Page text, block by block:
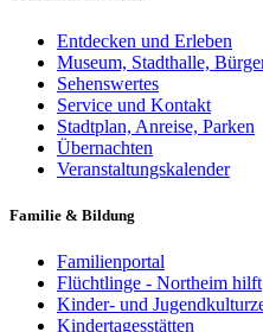
Entdecken und Erleben
Museum, Stadthalle,
Sehenswertes
Service und Kontakt
Stadtplan, Anreise, Parken
Übernachten
Veranstaltungskalender
Familie & Bildung
Familienportal
Flüchtlinge - Northeim hilft
Kinder- und
Kindertagesstätten